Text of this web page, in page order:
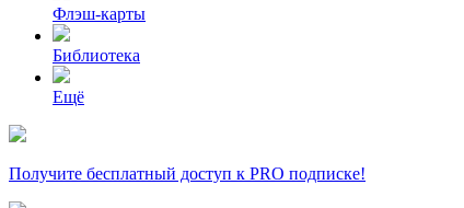
Флэш-карты
Библиотека
Ещё
Получите бесплатный доступ к PRO подписке!